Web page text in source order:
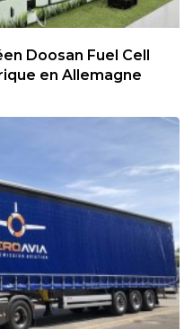
Doosan Fuel Cell
en Allemagne